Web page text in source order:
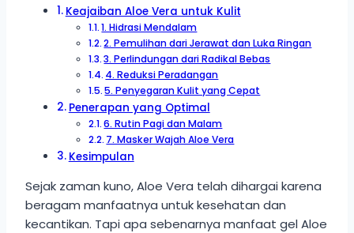
Keajaiban Aloe Vera untuk Kulit
1. Hidrasi Mendalam
2. Pemulihan dari Jerawat dan Luka Ringan
3. Perlindungan dari Radikal Bebas
4. Reduksi Peradangan
5. Penyegaran Kulit yang Cepat
Penerapan yang Optimal
6. Rutin Pagi dan Malam
7. Masker Wajah Aloe Vera
Kesimpulan
Sejak zaman kuno, Aloe Vera telah dihargai karena
beragam manfaatnya untuk kesehatan dan
kecantikan. Tapi apa sebenarnya manfaat gel Aloe